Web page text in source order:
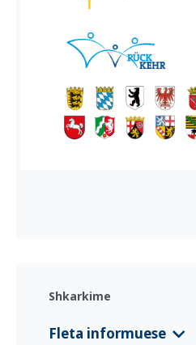
Shkarkime
Fleta informuese